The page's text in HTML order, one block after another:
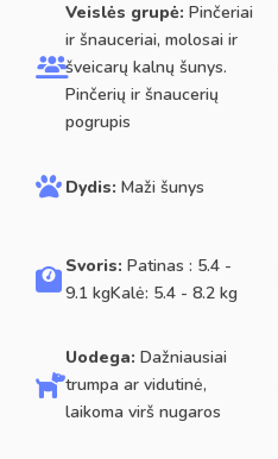
Veislės grupė: Pinčeriai
ir šnauceriai, molosai ir
šveicarų kalnų šunys.
Pinčerių ir šnaucerių
pogrupis
Dydis: Maži šunys
Svoris: Patinas : 5.4 -
9.1 kgKalė: 5.4 - 8.2 kg
Uodega: Dažniausiai
trumpa ar vidutinė,
laikoma virš nugaros